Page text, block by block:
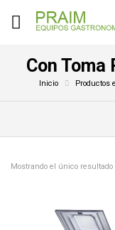
Con Toma
Inicio Productos
Mostrando el único resultado